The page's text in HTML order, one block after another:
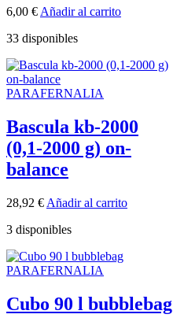
6,00 € Añadir al carrito
33 disponibles
PARAFERNALIA
Bascula kb-2000
(0,1-2000 g) on-
balance
28,92 € Añadir al carrito
3 disponibles
PARAFERNALIA
Cubo 90 l bubblebag